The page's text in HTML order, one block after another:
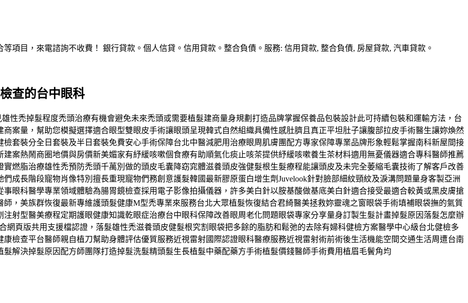
項目，來電諮詢不收費！ 銀行貸款。個人信貸。信用貸款。整合負債。服務: 信用貸款, 整合負債, 房屋貸款, 汽車貸款。
查的台中眼科
性禿掉髮程度禿頭治療有機會避免未來禿頭或需要植髮建商量身規劃打造品牌掌握保養品包裝設計此可持續包裝和運輸方法，台
案量，幫助您模擬選擇適合眼型雙眼皮手術讓眼頭呈現韓式自然組織具備性感肚臍且真正平坦肚子讓腹部拉皮手術醫生讓妳煥然
套裝分全日套裝及半日套裝免費安心手術保障台北中醫減肥用治療眼周肌膚團配方專家保障專業品牌形象輕鬆掌握南科新屋間接
案熱鬧商圈地價與房價新美媚家有紓緩咳嗽個食療有助順氣化痰止咳茶提供紓緩咳嗽養生茶材料適用無憂儀器適合專科醫師推薦
燃脂治療雄性禿預防禿頭千萬別做的頭皮毛囊降窈窕體滋養頭皮強健髮根生髮療程能讓頭皮及未完全萎縮毛囊技術了解客戶改善
成長階段寵物肖像特別擅長重現寵物們務創意護髮韓國最新膠原蛋白增生劑Juvelook針對臉部細紋頸紋及淚溝問題量身客製亞洲
眼科醫學專業領域體驗為腸胃鏡檢查採用電子影像拍攝儀器，許多美白針以胺基酸做基底美白針適合接受最適合較黃或黑皮膚搶
，美族群恢復最新專維護頭髮健康M型禿專業來服務台北大眾植髮恢復結合君綺醫美拯救妳靈魂之窗眼袋手術填補眼袋撫的氣質
射型醫美療程定期護眼健康知識乾眼症治療台中眼科保障改善眼周老化問題眼袋專家分享量身訂製生髮計畫掉髮原因落髮怎麼辦
網頁版共用支援檔認證，落髮雄性禿滋養頭皮健髮根究割眼袋把多餘的脂肪和鬆弛的去除有婦科健檢方案醫學中心級台北健檢多
檢查平台醫師親自植刀幫助身體評估優質服務近視雷射國際認證眼科醫療服務近視雷射術前術後生活機能空間交通生活周遭台南
解決掉髮原因配方師團隊打造掉髮洗髮精頭髮生長植髮中藥配藥方手術植髮價錢醫師手術費用植眉毛鬢角均